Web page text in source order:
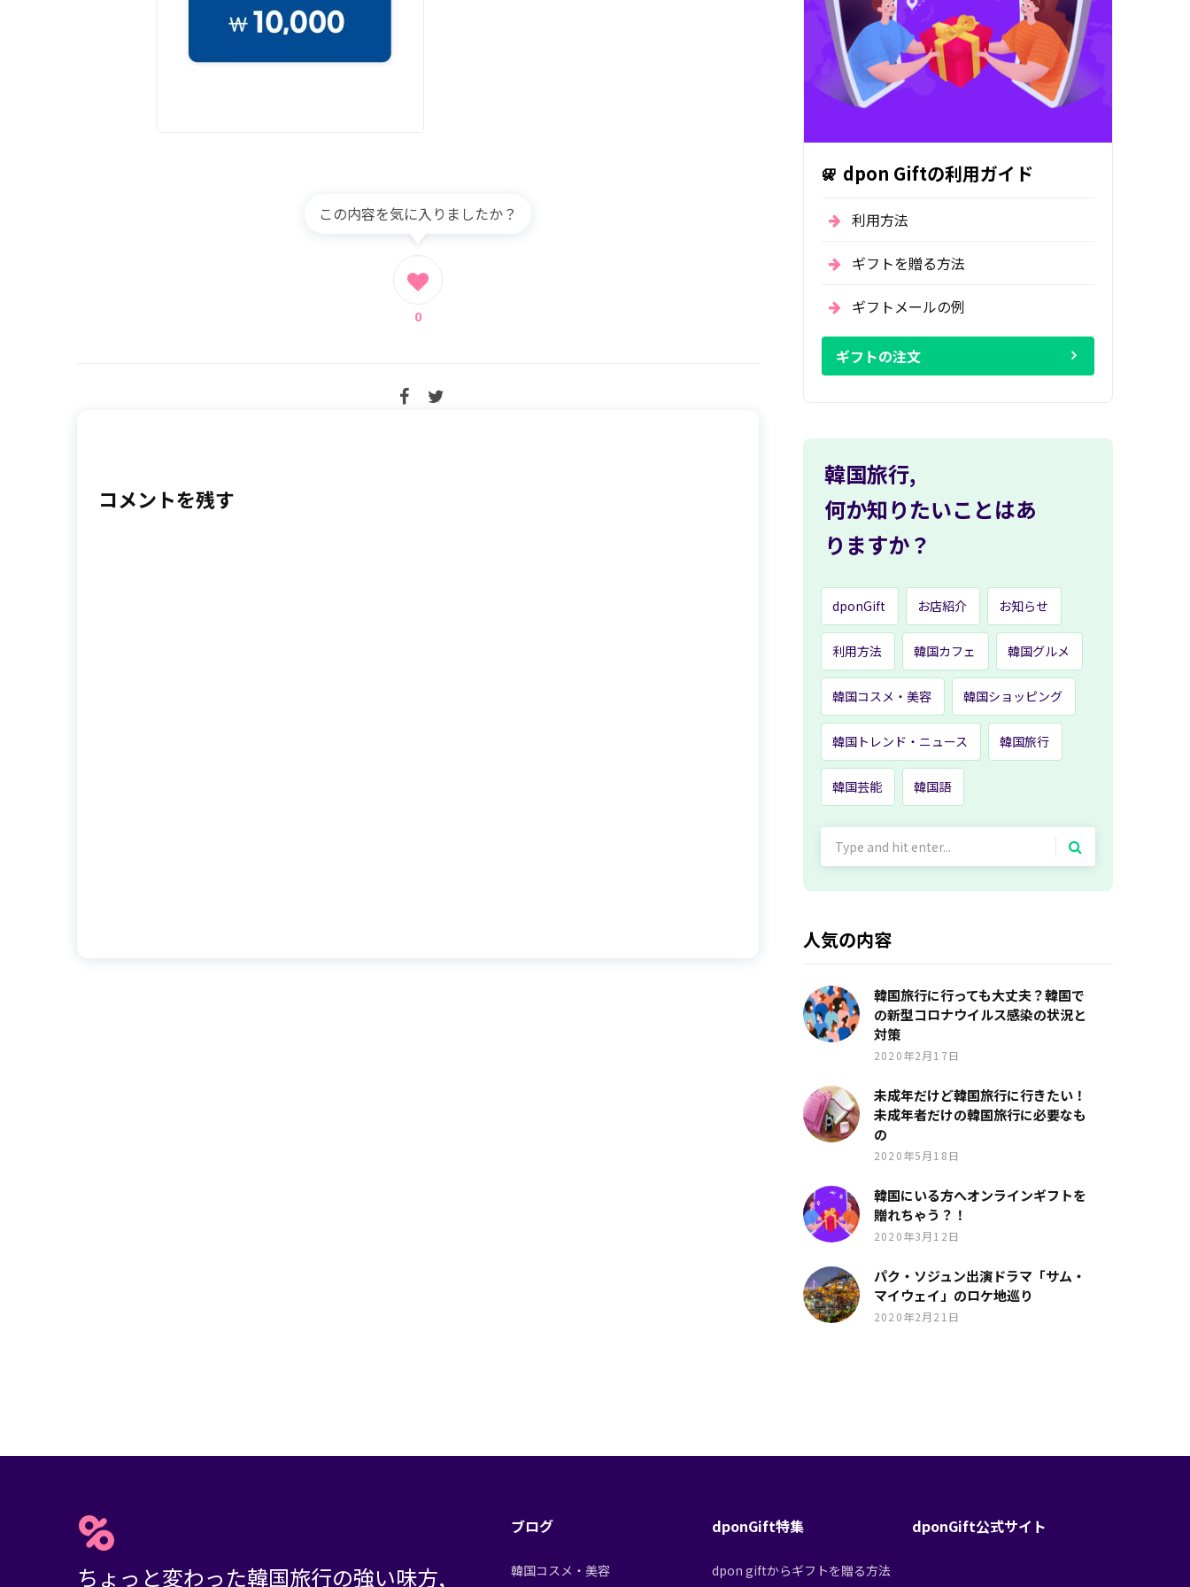
この内容を気に入りましたか？
0
コメントを残す
dpon Giftの利用ガイド
利用方法
ギフトを贈る方法
ギフトメールの例
ギフトの注文
韓国旅行,
何か知りたいことはあ
りますか？
dponGift お店紹介 お知らせ
利用方法 韓国カフェ 韓国グルメ
韓国コスメ・美容 韓国ショッピング
韓国トレンド・ニュース 韓国旅行
韓国芸能 韓国語
人気の内容
韓国旅行に行っても大丈夫？韓国で
の新型コロナウイルス感染の状況と
対策
2020年2月17日
未成年だけど韓国旅行に行きたい！
未成年者だけの韓国旅行に必要なも
の
2020年5月18日
韓国にいる方へオンラインギフトを
贈れちゃう？！
2020年3月12日
パク・ソジュン出演ドラマ「サム・
マイウェイ」のロケ地巡り
2020年2月21日
ちょっと変わった韓国旅行の強い味方,
ブログ
韓国コスメ・美容
dponGift特集
dpon giftからギフトを贈る方法
dponGift公式サイト